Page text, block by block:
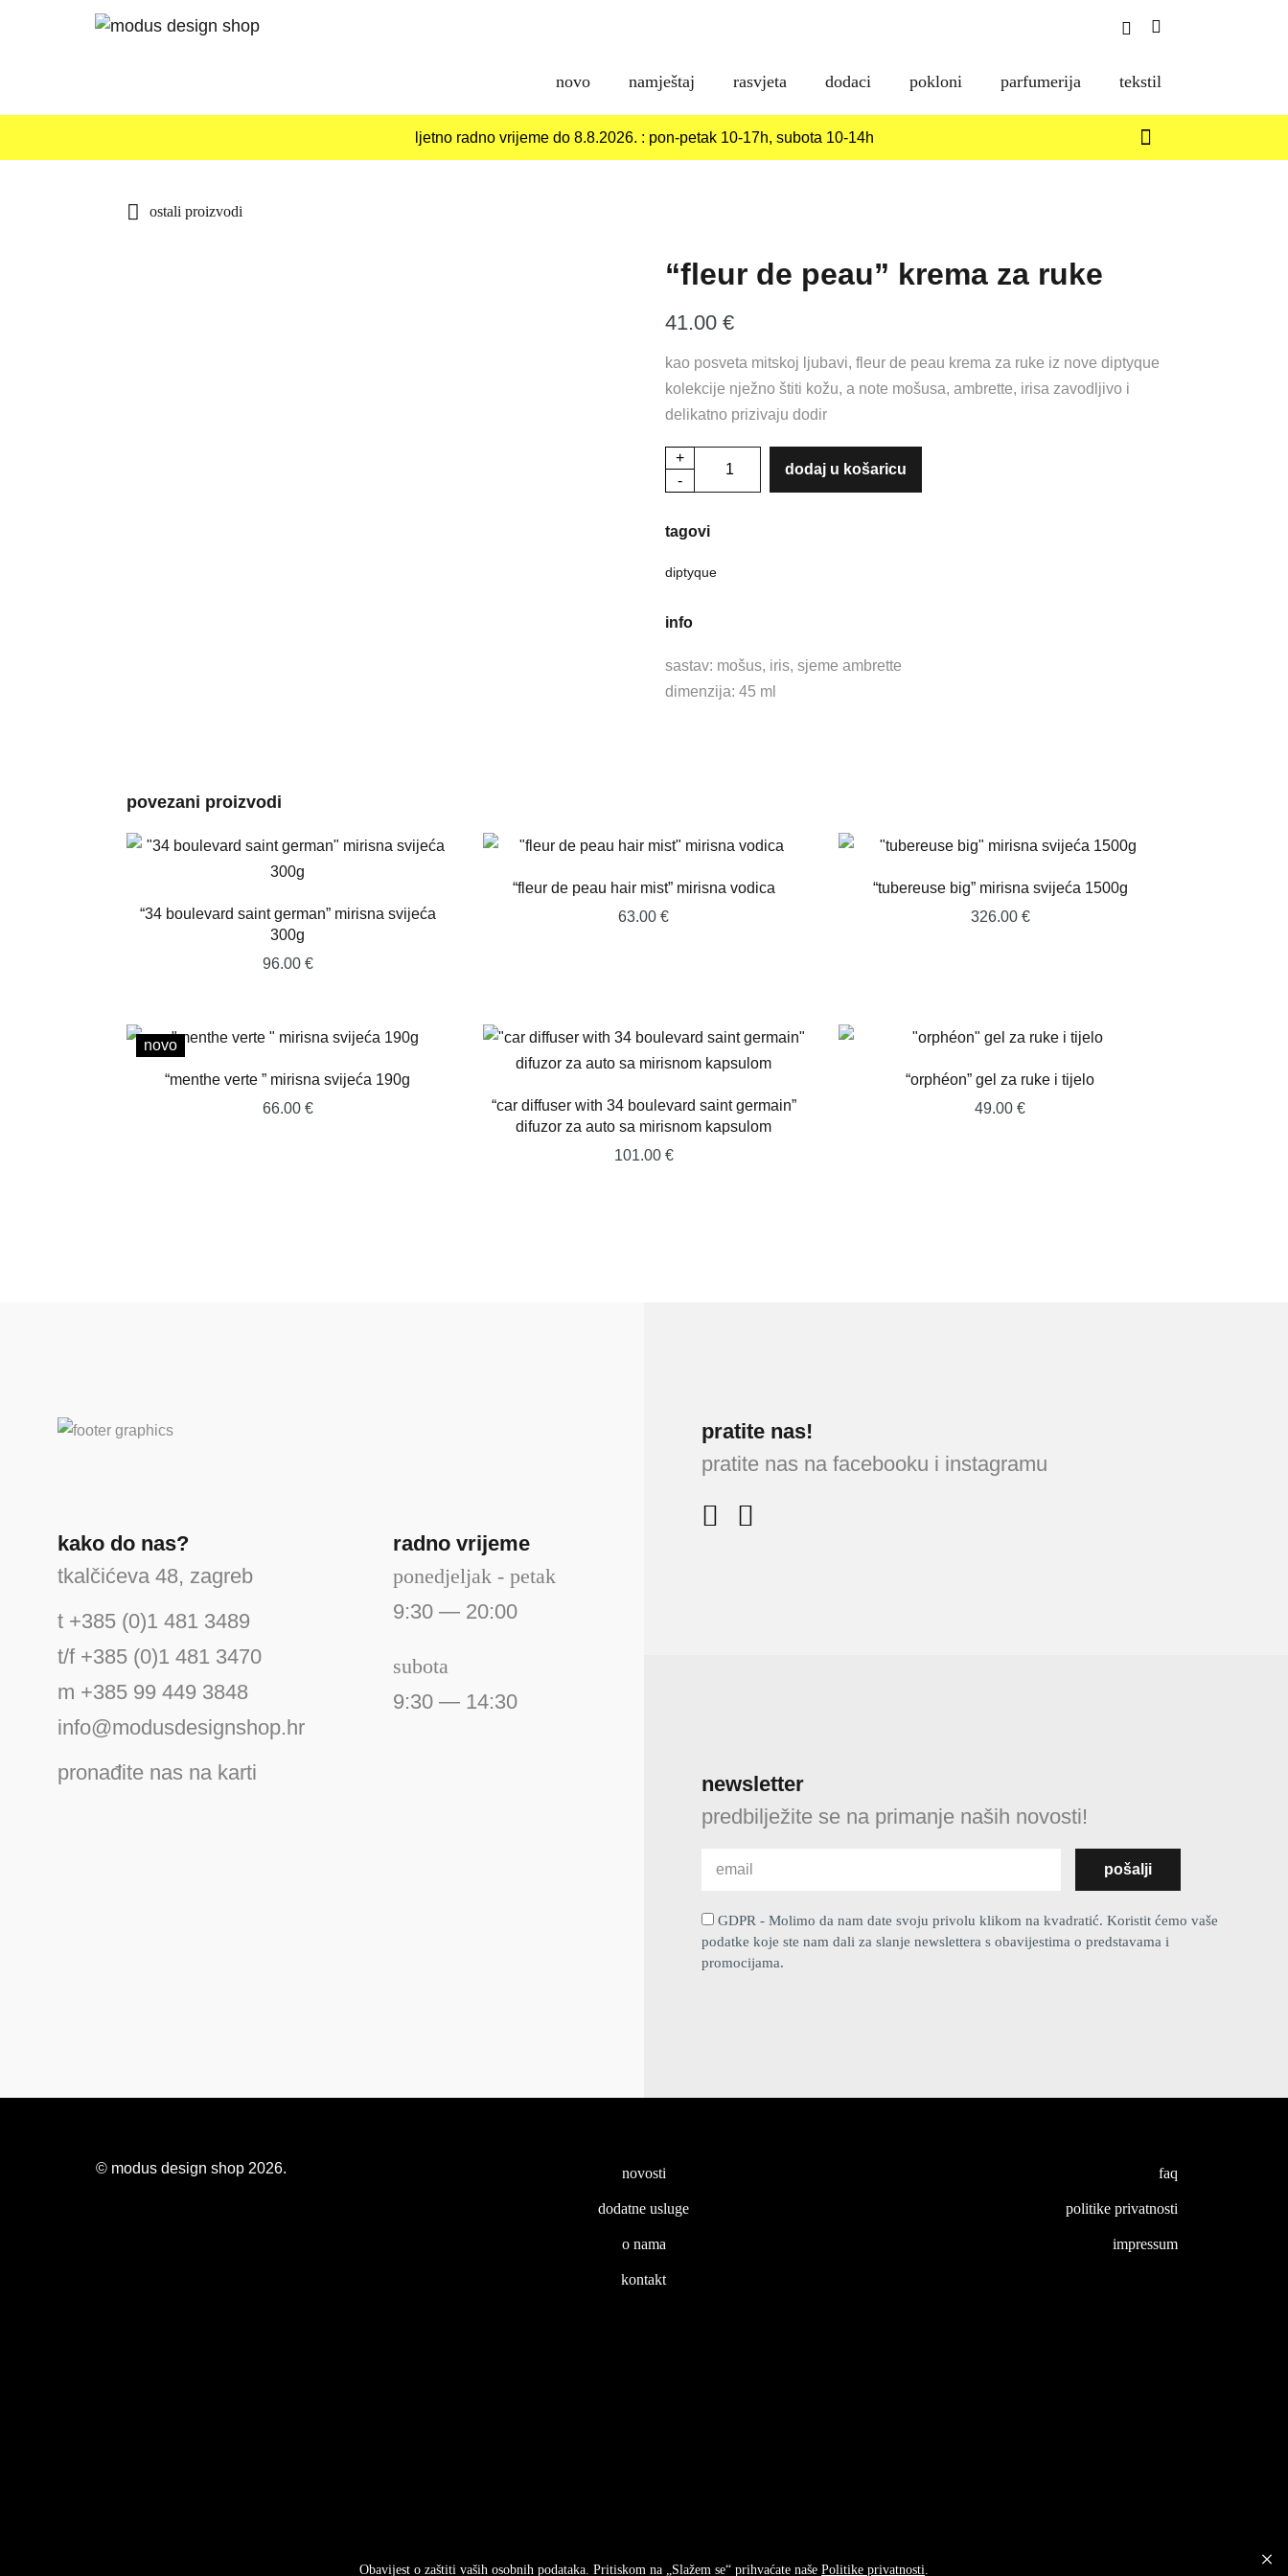
Search
novo namještaj rasvjeta dodaci pokloni parfumerija tekstil
ljetno radno vrijeme do 8.8.2026. : pon-petak 10-17h, subota 10-14h
ostali proizvodi
“fleur de peau” krema za ruke
41.00 €
kao posveta mitskoj ljubavi, fleur de peau krema za ruke iz nove diptyque
kolekcije nježno štiti kožu, a note mošusa, ambrette, irisa zavodljivo i
delikatno prizivaju dodir
+
-
krema
dodaj u košaricu
tagovi
diptyque
info
sastav: mošus, iris, sjeme ambrette
dimenzija: 45 ml
povezani proizvodi
“34 boulevard saint german” mirisna svijeća
300g
96.00 €
“fleur de peau hair mist” mirisna vodica
63.00€
“tubereuse big” mirisna svijeća 1500g
326.00 €
novo
“menthe verte ” mirisna svijeća 190g
66.00 €
“car diffuser with 34 boulevard saint germain”
difuzor za auto sa mirisnom kapsulom
101.00 €
“orphéon” gel za ruke i tijelo
49.00€
kako do nas?
tkalčićeva 48, zagreb
t +385 (0)1 481 3489
t/f +385 (0)1 481 3470
m +385 99 449 3848
info@modusdesignshop.hr
pronađite nas na karti
radno vrijeme
ponedjeljak - petak
9:30 — 20:00
subota
9:30 — 14:30
pratite nas!
pratite nas na facebooku i instagramu
newsletter
predbilježite se na primanje naših novosti!
GDPR - Molimo da nam date svoju privolu klikom na kvadratić. Koristit ćemo vaše
podatke koje ste nam dali za slanje newslettera s obavijestima o predstavama i
promocijama.
© modus design shop 2026. novosti
dodatne usluge
o nama
kontakt
faq
politike privatnosti
impressum
Obavijest o zaštiti vaših osobnih podataka. Pritiskom na „Slažem se“ prihvaćate naše Politike privatnosti.